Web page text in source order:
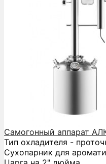
Самогонный аппарат
Тип охладителя -
Сухопарник для